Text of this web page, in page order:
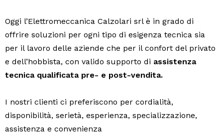
Oggi l’Elettromeccanica Calzolari srl è in grado di
offrire soluzioni per ogni tipo di esigenza tecnica sia
per il lavoro delle aziende che per il confort del privato
e dell’hobbista, con valido supporto di assistenza
tecnica qualificata pre- e post-vendita.
I nostri clienti ci preferiscono per cordialità,
disponibilità, serietà, esperienza, specializzazione,
assistenza e convenienza